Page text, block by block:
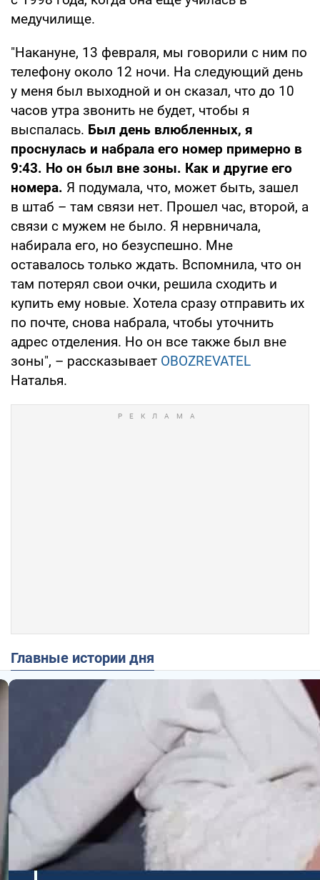
медучилище.
"Накануне, 13 февраля, мы говорили с ним по
телефону около 12 ночи. На следующий день
у меня был выходной и он сказал, что до 10
часов утра звонить не будет, чтобы я
выспалась. Был день влюбленных, я
проснулась и набрала его номер примерно в
9:43. Но он был вне зоны. Как и другие его
номера. Я подумала, что, может быть, зашел
в штаб – там связи нет. Прошел час, второй, а
связи с мужем не было. Я нервничала,
набирала его, но безуспешно. Мне
оставалось только ждать. Вспомнила, что он
там потерял свои очки, решила сходить и
купить ему новые. Хотела сразу отправить их
по почте, снова набрала, чтобы уточнить
адрес отделения. Но он все также был вне
зоны", – рассказывает OBOZREVATEL
Наталья.
Главные истории дня